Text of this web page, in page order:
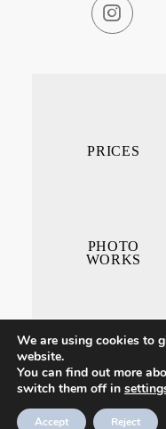
PRICES
PHOTO
WORKS
We are using cookies to
website.
You can find out more
switch them off in
Accept Reject